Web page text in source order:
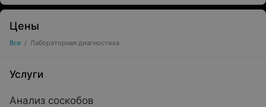
Цены
Все / Лабораторная диагностика
Услуги
Анализ соскобов